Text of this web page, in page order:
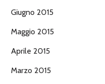
Giugno 2015
Maggio 2015
Aprile 2015
Marzo 2015